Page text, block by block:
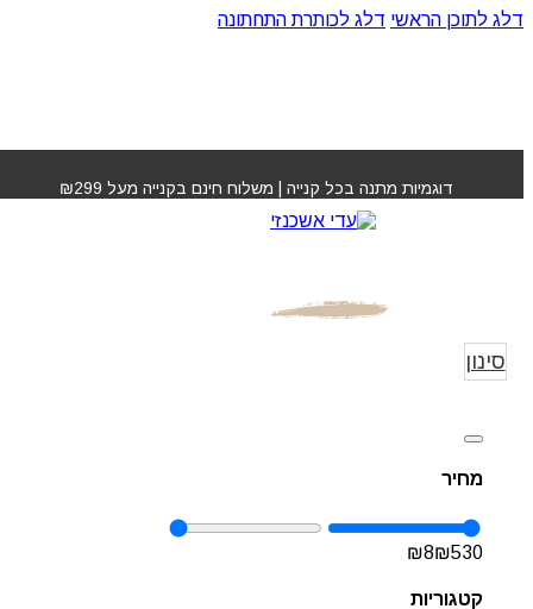
דלג לתוכן הראשי דלג לכותרת התחתונה
דוגמיות מתנה בכל קנייה | משלוח חינם בקנייה מעל ₪299
גדעון קוסמטיקס
סינון
מחיר
₪8₪530
קטגוריות